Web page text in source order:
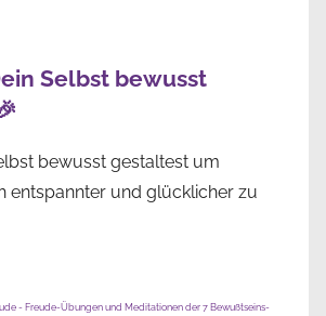
Selbst bewusst
bewusst gestaltest um
entspannter und glücklicher zu